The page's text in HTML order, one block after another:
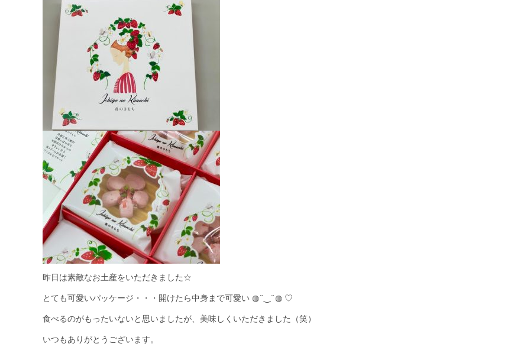
昨日は素敵なお土産をいただきました☆
とても可愛いパッケージ・・・開けたら中身まで可愛い ◍˘‿˘◍ ♡
食べるのがもったいないと思いましたが、美味しくいただきました（笑）
いつもありがとうございます。